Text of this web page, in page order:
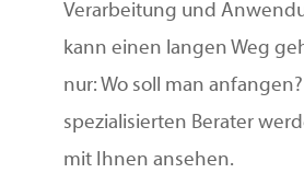
Verarbeitung und
kann einen langen Weg
nur: Wo soll man
spezialisierten Berater
mit Ihnen ansehen.